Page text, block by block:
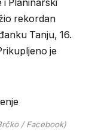
i Planinarski
rekordan
Tanju, 16.
je
/ Facebook)